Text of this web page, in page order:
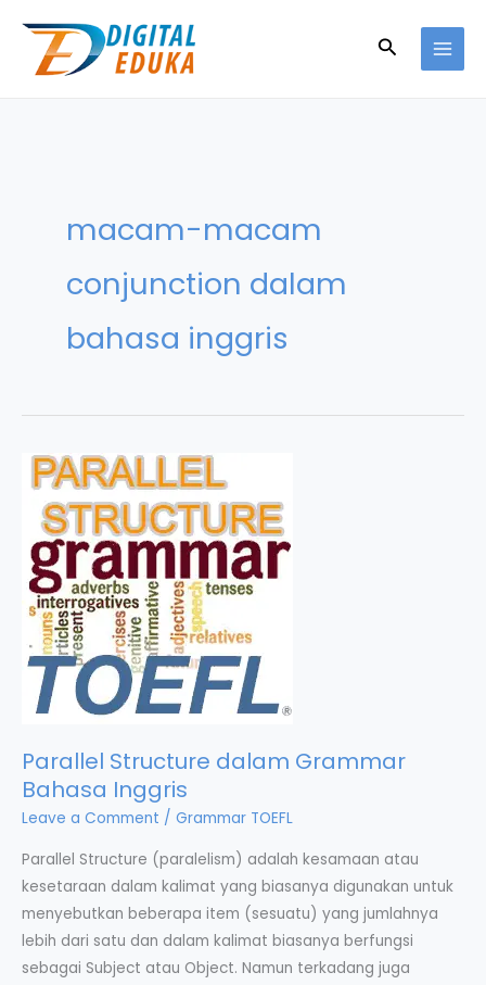
content
Search
macam-macam
conjunction dalam
bahasa inggris
Parallel Structure dalam Grammar
Bahasa Inggris
Leave a Comment / Grammar TOEFL
Parallel Structure (paralelism) adalah kesamaan atau
kesetaraan dalam kalimat yang biasanya digunakan untuk
menyebutkan beberapa item (sesuatu) yang jumlahnya
lebih dari satu dan dalam kalimat biasanya berfungsi
sebagai Subject atau Object. Namun terkadang juga